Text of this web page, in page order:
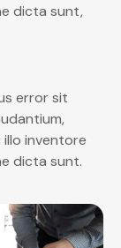
dicta sunt,
error sit
inventore
dicta sunt.